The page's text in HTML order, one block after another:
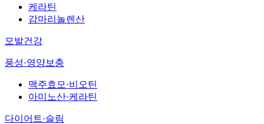
케라틴
감마리놀렌산
모발건강
풍성·영양보충
맥주효모·비오틴
아미노산·케라틴
다이어트·슬림